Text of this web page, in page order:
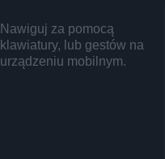
Nawiguj za pomocą
klawiatury, lub gestów na
urządzeniu mobilnym.